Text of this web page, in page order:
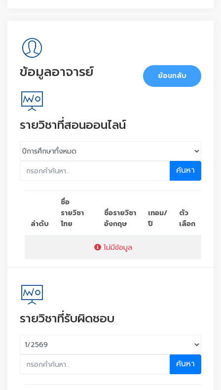
ข้อมูลอาจารย์ ย้อนกลับ
รายวิชาที่สอนออนไลน์
ค้นหา
ลำดับ
ชื่อ
รายวิชา
ไทย
ชื่อรายวิชา
อังกฤษ
เทอม/
ปี
ตัว
เลือก
ไม่มีข้อมูล
รายวิชาที่รับผิดชอบ
ค้นหา